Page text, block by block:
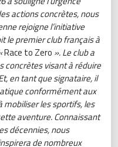
actions concrètes, nous
rejoigne l’initiative
le premier club français à
Race to Zero ». Le club a
concrètes visant à réduire
en tant que signataire, il
conformément aux
les sportifs, les
aventure. Connaissant
décennies, nous
de nombreux